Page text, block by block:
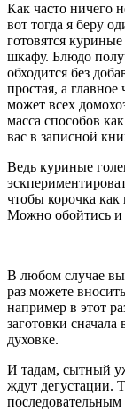
Как часто ничего
вот тогда я беру
готовятся
шкафу. Блюдо
обходится без
простая, а
может всех
масса способов
вас в записной
Ведь куриные
чтобы корочка как
Можно обойтись и
В любом случае
раз можете
например в этот
заготовки
духовке.
И тадам, сытный
ждут дегустации.
последовательным